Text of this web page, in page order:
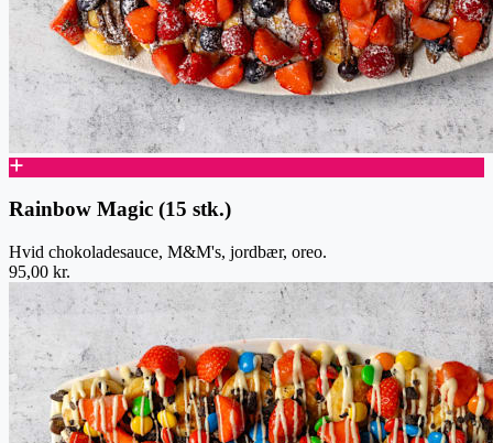
Rainbow Magic (15 stk.)
Hvid chokoladesauce, M&M's, jordbær, oreo.
95,00 kr.